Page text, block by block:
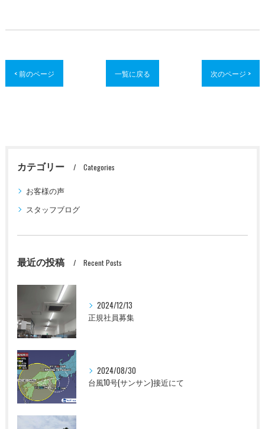
< 前のページ 一覧に戻る 次のページ >
カテゴリー Categories
お客様の声
スタッフブログ
最近の投稿 Recent Posts
2024/12/13
正規社員募集
2024/08/30
台風10号(サンサン)接近にて